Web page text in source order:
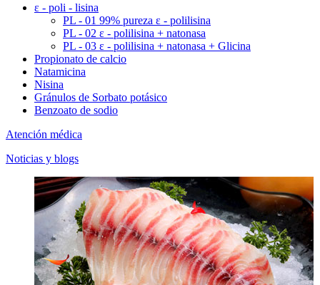
ε - poli - lisina
PL - 01 99% pureza ε - polilisina
PL - 02 ε - polilisina + natonasa
PL - 03 ε - polilisina + natonasa + Glicina
Propionato de calcio
Natamicina
Nisina
Gránulos de Sorbato potásico
Benzoato de sodio
Atención médica
Noticias y blogs